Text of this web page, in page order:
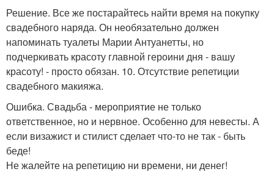
Решение. Все же постарайтесь найти время на покупку
свадебного наряда. Он необязательно должен
напоминать туалеты Марии Антуанетты, но
подчеркивать красоту главной героини дня - вашу
красоту! - просто обязан. 10. Отсутствие репетиции
свадебного макияжа.
Ошибка. Свадьба - мероприятие не только
ответственное, но и нервное. Особенно для невесты. А
если визажист и стилист сделает что-то не так - быть
беде!
Не жалейте на репетицию ни времени, ни денег!